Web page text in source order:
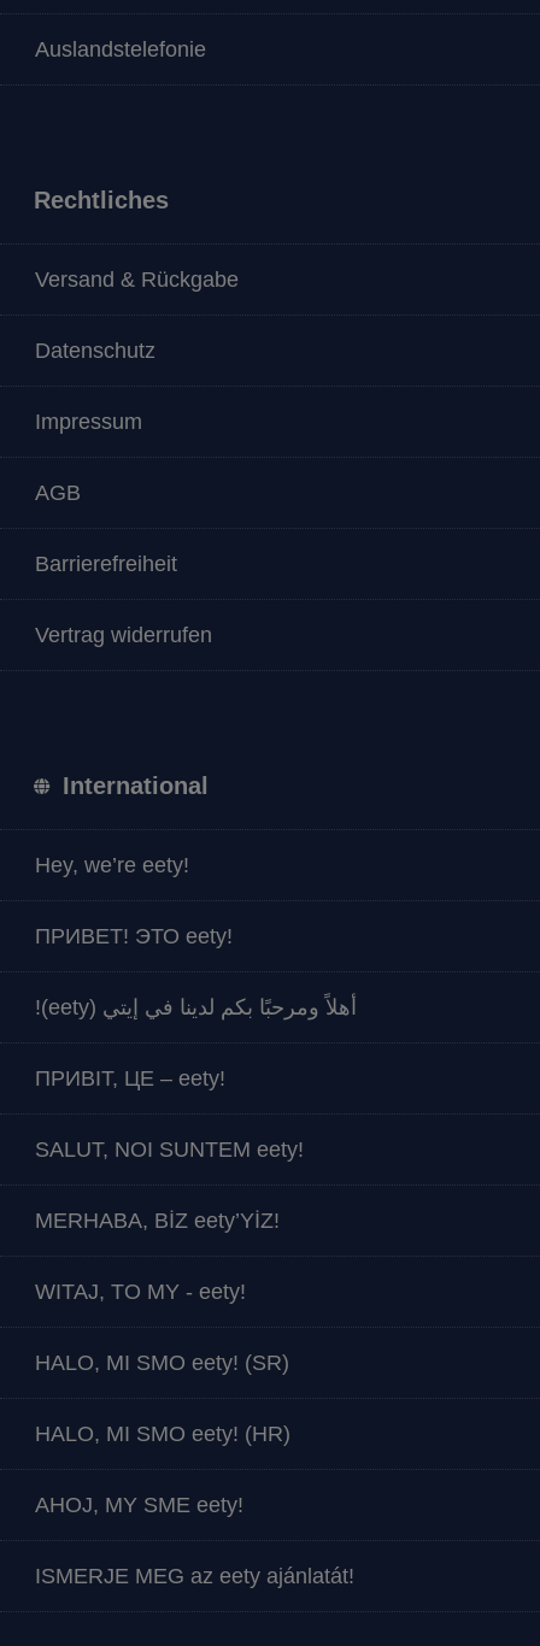
Auslandstelefonie
Rechtliches
Versand & Rückgabe
Datenschutz
Impressum
AGB
Barrierefreiheit
Vertrag widerrufen
International
Hey, we’re eety!
ПРИВЕТ! ЭТО eety!
أهلاً ومرحبًا بكم لدينا في إيتي (eety)!
ПРИВІТ, ЦЕ – eety!
SALUT, NOI SUNTEM eety!
MERHABA, BİZ eety’YİZ!
WITAJ, TO MY - eety!
HALO, MI SMO eety! (SR)
HALO, MI SMO eety! (HR)
AHOJ, MY SME eety!
ISMERJE MEG az eety ajánlatát!